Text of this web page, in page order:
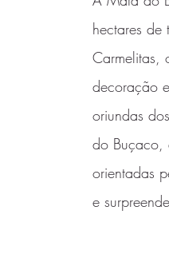
hectares de
Carmelitas,
decoração
oriundas
do Buçaco,
orientadas
e